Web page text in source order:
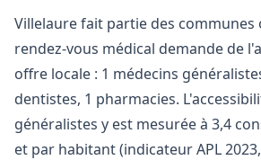
Villelaure fait partie des communes
rendez-vous médical demande de
offre locale : 1 médecins
dentistes, 1 pharmacies.
généralistes y est mesurée à 3,4
et par habitant (indicateur APL